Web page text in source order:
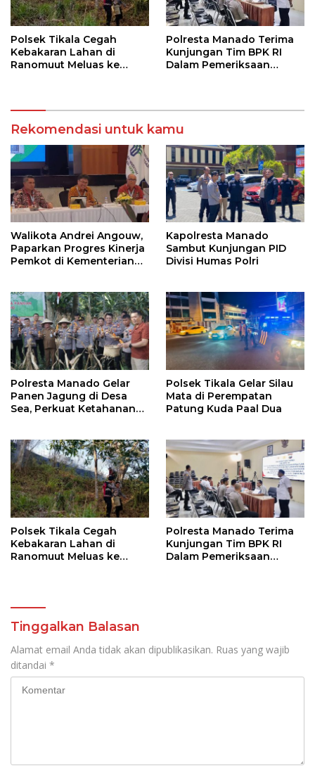
Polsek Tikala Cegah
Kebakaran Lahan di
Ranomuut Meluas ke
Polresta Manado Terima
Kunjungan Tim BPK RI
Dalam Pemeriksaan
Laporan Kamtibmas
Rekomendasi untuk kamu
Walikota Andrei Angouw,
Paparkan Progres Kinerja
Pemkot di Kementerian
Kapolresta Manado
Sambut Kunjungan PID
Divisi Humas Polri
Polresta Manado Gelar
Panen Jagung di Desa
Sea, Perkuat Ketahanan
Polsek Tikala Gelar Silau
Mata di Perempatan
Patung Kuda Paal Dua
Polsek Tikala Cegah
Kebakaran Lahan di
Ranomuut Meluas ke
Polresta Manado Terima
Kunjungan Tim BPK RI
Dalam Pemeriksaan
Tinggalkan Balasan
Alamat email Anda tidak akan dipublikasikan. Ruas yang wajib
ditandai *